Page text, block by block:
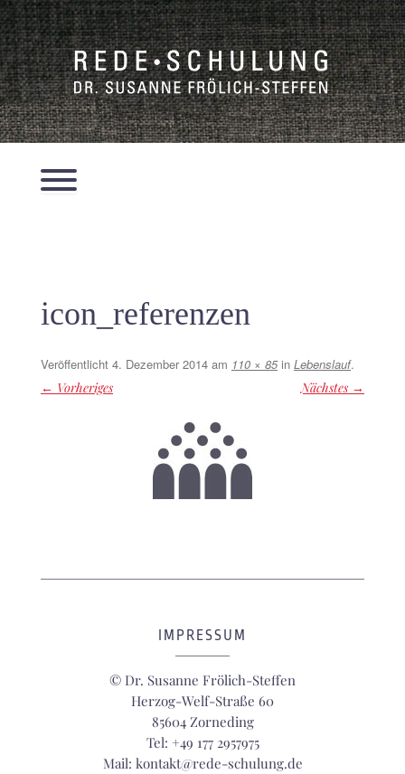
Zum
springen
Menü
icon_referenzen
Veröffentlicht 4. Dezember 2014 am 110 × 85in Lebenslauf.
← Vorheriges
Nächstes →
IMPRESSUM
© Dr. Susanne Frölich-Steffen
Herzog-Welf-Straße 60
85604 Zorneding
Tel: +49 177 2957975
Mail: kontakt@rede-schulung.de